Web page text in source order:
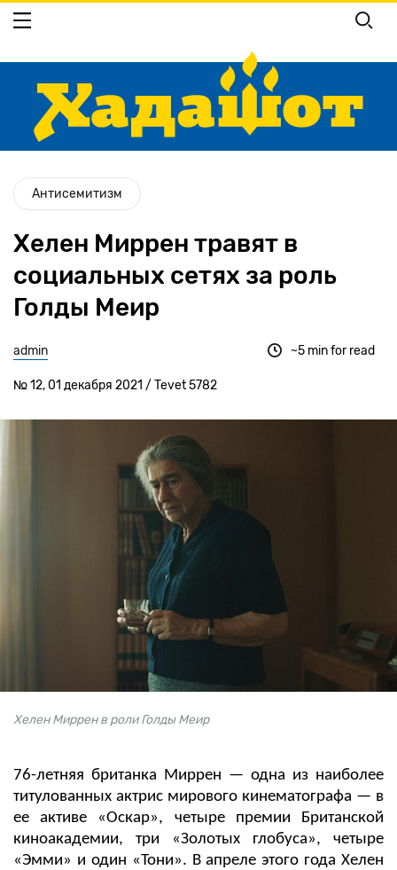
Перейти
основному
Антисемитизм
Хелен Миррен травят в
социальных сетях за роль
Голды Меир
admin
№ 12, 01 декабря 2021 / Tevet 5782
~5 min for read
Хелен Миррен в роли Голды Меир
76-летняя британка Миррен — одна из наиболее
титулованных актрис мирового кинематографа — в
ее активе «Оскар», четыре премии Британской
киноакадемии, три «Золотых глобуса», четыре
«Эмми» и один «Тони». В апреле этого года Хелен